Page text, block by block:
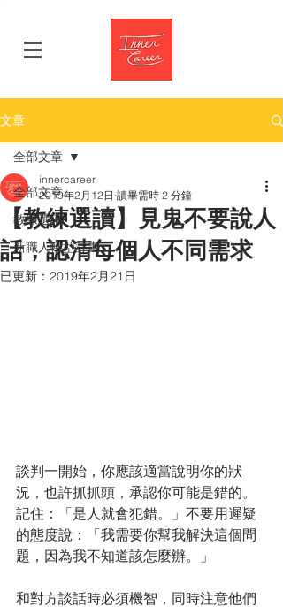
文章
全部文章
教練選讀
新職人轉型計畫
全部文章
【教練選讀】見鬼不要說人
話，認清每個人不同需求
innercareer
2019年2月12日 讀畢需時 2 分鐘
已更新： 2019年2月21日
談判一開始，你應該適當說明你的狀
況，也許抓抓頭，承認你可能是錯的。
記住：「是人就會犯錯。」不要用遲疑
的態度說：「我需要你幫我解決這個問
題，因為我不知道該怎麼辦。」
和對方談話時必須機智，同時注意他們